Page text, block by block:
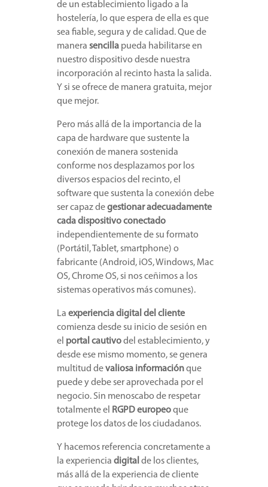
de un establecimiento ligado a la
hostelería, lo que espera de ella es que
sea fiable, segura y de calidad. Que de
manera sencillapueda habilitarse en
nuestro dispositivo desde nuestra
incorporación al recinto hasta la salida.
Y si se ofrece de manera gratuita, mejor
que mejor.
Pero más allá de la importancia de la
capa de hardware que sustente la
conexión de manera sostenida
conforme nos desplazamos por los
diversos espacios del recinto, el
software que sustenta la conexión debe
ser capaz degestionar adecuadamente
cada dispositivo conectado
independientemente de su formato
(Portátil, Tablet, smartphone) o
fabricante (Android, iOS, Windows, Mac
OS, Chrome OS, si nos ceñimos a los
sistemas operativos más comunes).
La experiencia digital del cliente
comienza desde su inicio de sesión en
el portal cautivodel establecimiento, y
desde ese mismo momento, se genera
multitud devaliosa informaciónque
puede y debe ser aprovechada por el
negocio. Sin menoscabo de respetar
totalmente el
RGPD europeoque
protege los datos de los ciudadanos.
Y hacemos referencia concretamente a
la experiencia digital de los clientes,
más allá de la experiencia de cliente